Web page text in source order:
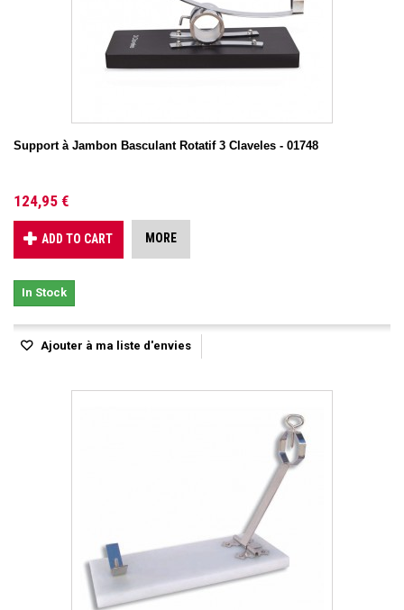
Support à Jambon Basculant Rotatif 3 Claveles - 01748
124,95 €
ADD TO CART MORE
In Stock
Ajouter à ma liste d'envies